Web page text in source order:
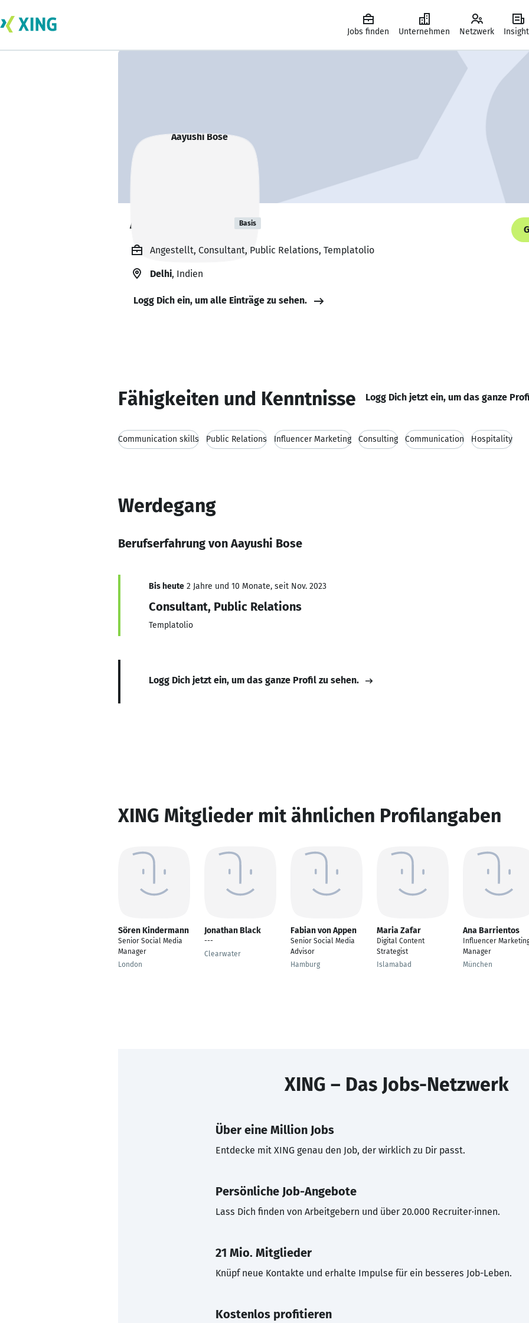
Jobs finden Unternehmen Netzwerk
Aayushi Bose Basis
Angestellt, Consultant, Public Relations, Templatolio
Delhi, Indien
Logg Dich ein, um alle Einträge zu sehen.
Fähigkeiten und Kenntnisse Logg Dich jetzt ein, um das ganze
Communication skills Public Relations Influencer Marketing Consulting Communication Hospitality
Werdegang
Berufserfahrung von Aayushi Bose
Bis heute 2 Jahre und 10 Monate, seit Nov. 2023
Consultant, Public Relations
Templatolio
Logg Dich jetzt ein, um das ganze Profil zu sehen.
XING Mitglieder mit ähnlichen Profilangaben
Sören Kindermann
Senior Social Media
Manager
London
Jonathan Black
---
Clearwater
Fabian von Appen
Senior Social Media
Advisor
Hamburg
Maria Zafar
Digital Content
Strategist
Islamabad
Ana Barrientos
Influencer
Manager
München
XING – Das Jobs-Netzwerk
Über eine Million Jobs
Entdecke mit XING genau den Job, der wirklich zu Dir passt.
Persönliche Job-Angebote
Lass Dich finden von Arbeitgebern und über 20.000 Recruiter·innen.
21 Mio. Mitglieder
Knüpf neue Kontakte und erhalte Impulse für ein besseres Job-Leben.
Kostenlos profitieren